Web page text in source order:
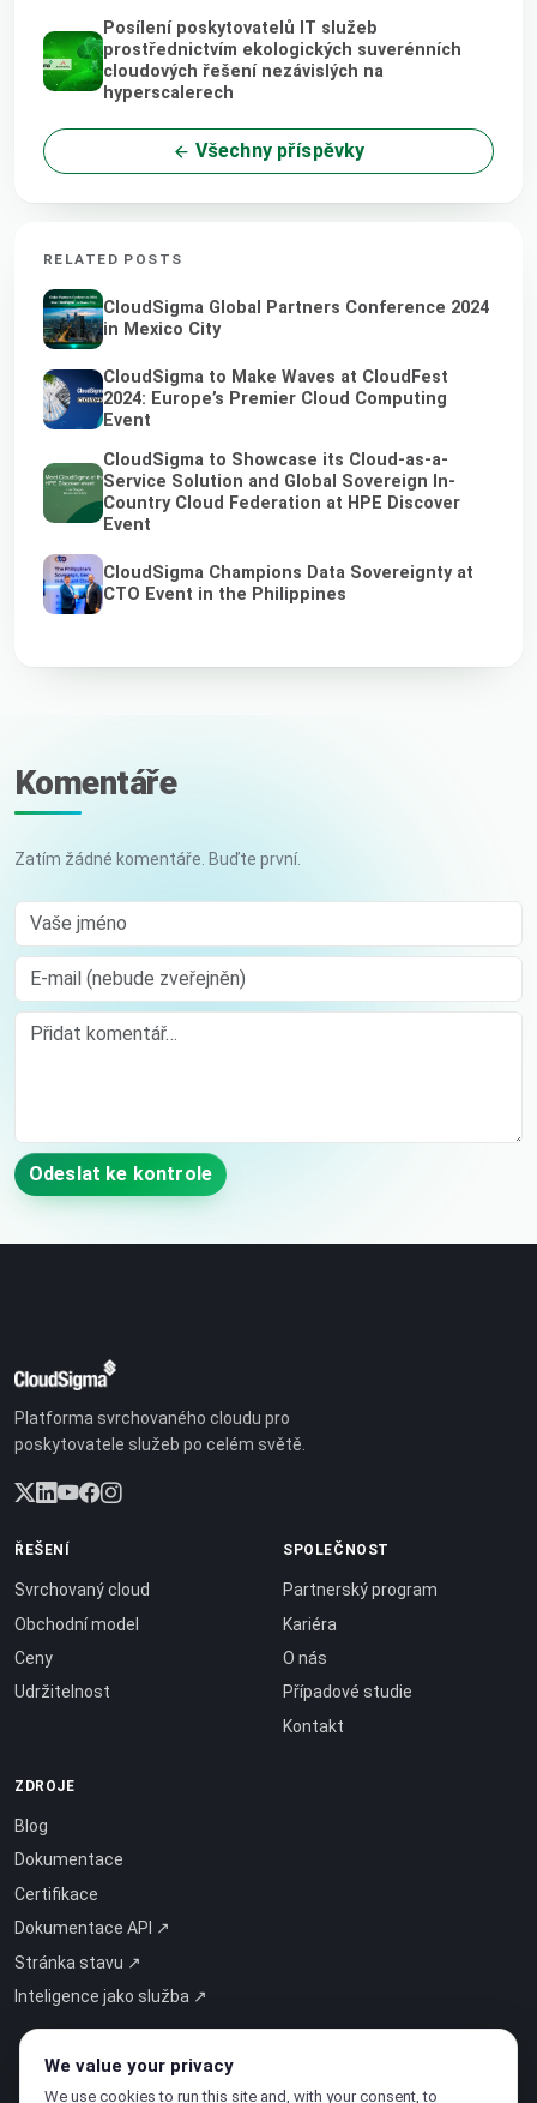
Posílení poskytovatelů IT služeb
prostřednictvím ekologických suverénních
cloudových řešení nezávislých na
hyperscalerech
Všechny příspěvky
RELATED POSTS
CloudSigma Global Partners Conference 2024
in Mexico City
CloudSigma to Make Waves at CloudFest
2024: Europe’s Premier Cloud Computing
Event
CloudSigma to Showcase its Cloud-as-a-
Service Solution and Global Sovereign In-
Country Cloud Federation at HPE Discover
Event
CloudSigma Champions Data Sovereignty at
CTO Event in the Philippines
Komentáře
Zatím žádné komentáře. Buďte první.
Vaše jméno
E-mail (nebude zveřejněn)
Comment
Odeslat ke kontrole
Platforma svrchovaného cloudu pro
poskytovatele služeb po celém světě.
ŘEŠENÍ
Svrchovaný cloud
Obchodní model
Ceny
Udržitelnost
SPOLEČNOST
Partnerský program
Kariéra
O nás
Případové studie
Kontakt
ZDROJE
Blog
Dokumentace
Certifikace
Dokumentace API ↗
Stránka stavu ↗
Inteligence jako služba ↗
We value your privacy
We use cookies to run this site and, with your consent, to